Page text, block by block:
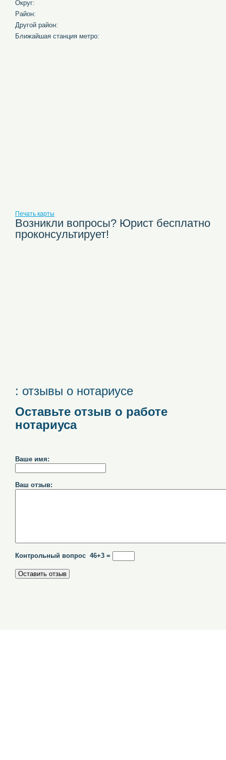
Округ:
Район:
Другой район:
Ближайшая станция метро:
Печать карты
Возникли вопросы? Юрист бесплатно
проконсультирует!
: отзывы о нотариусе
Оставьте отзыв о работе
нотариуса
Ваше имя:
Ваш отзыв:
Контрольный вопрос 46+3 =